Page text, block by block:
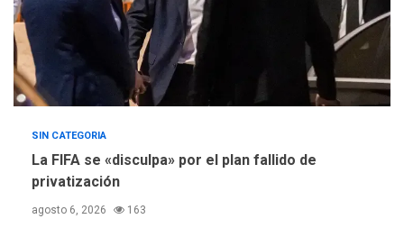
SIN CATEGORIA
La FIFA se «disculpa» por el plan fallido de
privatización
agosto 6, 2026 163